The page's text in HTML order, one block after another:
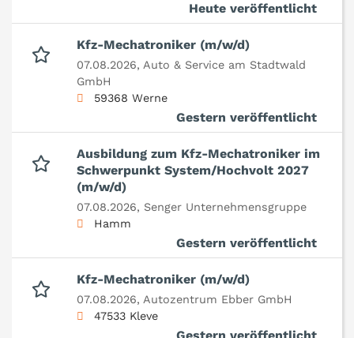
Heute veröffentlicht
Kfz-Mechatroniker (m/w/d)
07.08.2026, Auto & Service am Stadtwald
GmbH
59368 Werne
Gestern veröffentlicht
Ausbildung zum Kfz-Mechatroniker im
Schwerpunkt System/Hochvolt 2027
(m/w/d)
07.08.2026, Senger Unternehmensgruppe
Hamm
Gestern veröffentlicht
Kfz-Mechatroniker (m/w/d)
07.08.2026, Autozentrum Ebber GmbH
47533 Kleve